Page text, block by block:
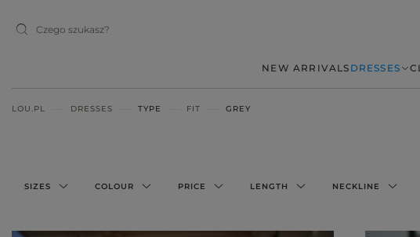
NEW ARRIVALS DRESSES
LOU.PL DRESSES TYPE FIT GREY
SIZES COLOUR PRICE LENGTH NECKLINE